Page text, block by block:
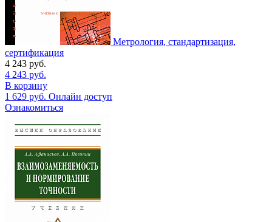
Метрология, стандартизация,
сертификация
4 243 руб.
4 243 руб.
В корзину
1 629 руб. Онлайн доступ
Ознакомиться